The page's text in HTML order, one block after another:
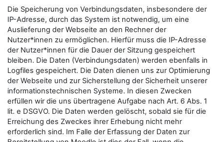
Die Speicherung von Verbindungsdaten, insbesondere der
IP-Adresse, durch das System ist notwendig, um eine
Auslieferung der Webseite an den Rechner der
Nutzer*innen zu ermöglichen. Hierfür muss die IP-Adresse
der Nutzer*innen für die Dauer der Sitzung gespeichert
bleiben. Die Daten (Verbindungsdaten) werden ebenfalls in
Logfiles gespeichert. Die Daten dienen uns zur Optimierung
der Webseite und zur Sicherstellung der Sicherheit unserer
informationstechnischen Systeme. In diesen Zwecken
erfüllen wir die uns übertragene Aufgabe nach Art. 6 Abs. 1
lit. e DSGVO. Die Daten werden gelöscht, sobald sie für die
Erreichung des Zweckes ihrer Erhebung nicht mehr
erforderlich sind. Im Falle der Erfassung der Daten zur